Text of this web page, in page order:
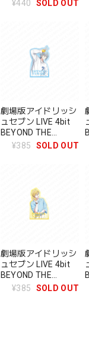
¥440 SOLD OUT
劇場版アイドリッシ
ュセブン LIVE 4bit
BEYOND THE
PERiOD モバイルス
¥385 SOLD OUT
劇場版アイドリッシ
ュセブン LIVE 4bit
BEYOND THE
PERiOD モバイルス
¥385 SOLD OUT